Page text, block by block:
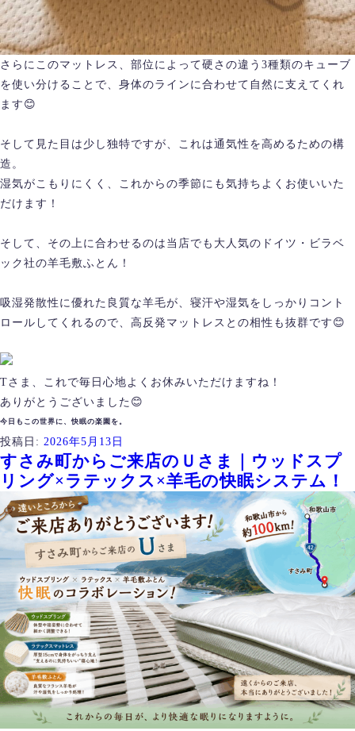
さらにこのマットレス、部位によって硬さの違う3種類のキューブ
を使い分けることで、身体のラインに合わせて自然に支えてくれ
ます😊
そして見た目は少し独特ですが、これは通気性を高めるための構
造。
湿気がこもりにくく、これからの季節にも気持ちよくお使いいた
だけます！
そして、その上に合わせるのは当店でも大人気のドイツ・ビラベ
ック社の羊毛敷ふとん！
吸湿発散性に優れた良質な羊毛が、寝汗や湿気をしっかりコント
ロールしてくれるので、高反発マットレスとの相性も抜群です😊
Tさま、これで毎日心地よくお休みいただけますね！
ありがとうございました😊
今日もこの世界に、快眠の楽園を。
投稿日: 2026年5月13日
すさみ町からご来店のＵさま｜ウッドスプ
リング×ラテックス×羊毛の快眠システム！